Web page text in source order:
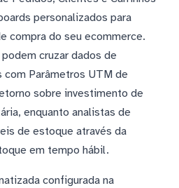
personalizados para
compra do seu ecommerce.
cruzar dados de
com Parâmetros UTM de
sobre investimento de
enquanto analistas de
de estoque através da
em tempo hábil.
configurada na